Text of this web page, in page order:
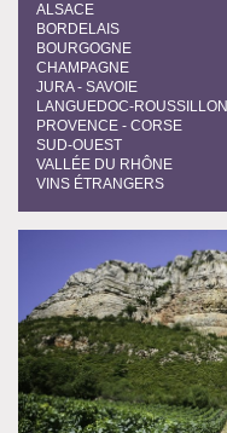
ALSACE
BORDELAIS
BOURGOGNE
CHAMPAGNE
JURA - SAVOIE
LANGUEDOC-ROUSSILLON
PROVENCE - CORSE
SUD-OUEST
VALLÉE DU RHÔNE
VINS ÉTRANGERS